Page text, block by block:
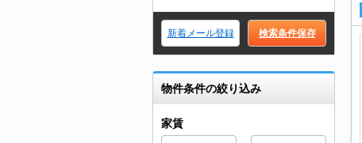
新着メール登録 検索条件保存
物件条件の絞り込み
家賃